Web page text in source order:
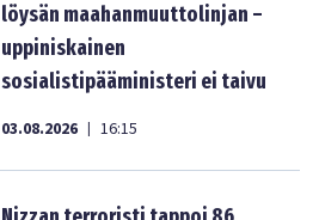
löysän maahanmuuttolinjan –
uppiniskainen
sosialistipääministeri ei taivu
03.08.2026 | 16:15